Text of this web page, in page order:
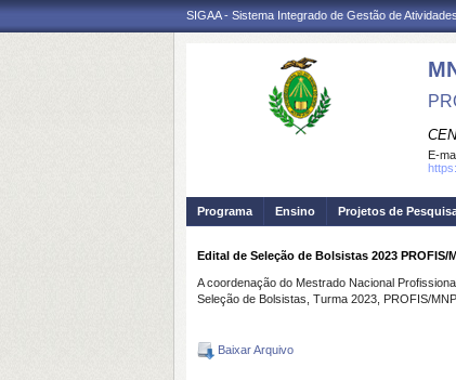
SIGAA - Sistema Integrado de Gestão de
E-
Programa Ensino Projetos de
Edital de Seleção de Bolsistas 2023 PROFIS/
A coordenação do Mestrado Nacional
Seleção de Bolsistas, Turma 2023, PROFIS/
Baixar Arquivo